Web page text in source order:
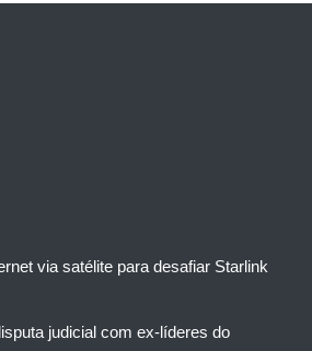
via satélite para desafiar Starlink
judicial com ex-líderes do